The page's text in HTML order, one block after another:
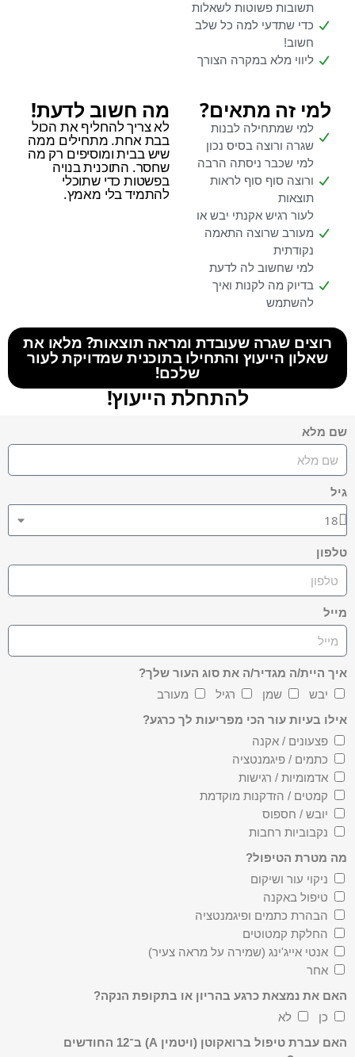
תשובות פשוטות לשאלות
כדי שתדעי למה כל שלב
חשוב!
ליווי מלא במקרה הצורך
למי זה מתאים?
למי שמתחילה לבנות
שגרה ורוצה בסיס נכון
למי שכבר ניסתה הרבה
ורוצה סוף סוף לראות
תוצאות
לעור רגיש אקנתי יבש או
מעורב שרוצה התאמה
נקודתית
למי שחשוב לה לדעת
בדיוק מה לקנות ואיך
להשתמש
מה חשוב לדעת!
לא צריך להחליף את הכול
בבת אחת. מתחילים ממה
שיש בבית ומוסיפים רק מה
שחסר. התוכנית בנויה
בפשטות כדי שתוכלי
להתמיד בלי מאמץ.
רוצים שגרה שעובדת ומראה תוצאות? מלאו את
שאלון הייעוץ והתחילו בתוכנית שמדויקת לעור
שלכם!
להתחלת הייעוץ!
שם מלא
גיל
טלפון
מייל
איך היית/ה מגדיר/ה את סוג העור שלך?
יבש
שמן רגיל
מעורב
אילו בעיות עור הכי מפריעות לך כרגע?
פצעונים / אקנה
כתמים / פיגמנטציה
אדמומיות / רגישות
קמטים / הזדקנות מוקדמת
יובש / חספוס
נקבוביות רחבות
מה מטרת הטיפול?
ניקוי עור ושיקום
טיפול באקנה
הבהרת כתמים ופיגמנטציה
החלקת קמטוטים
אנטי אייג'ינג (שמירה על מראה צעיר)
אחר
האם את נמצאת כרגע בהריון או בתקופת הנקה?
כן
לא
האם עברת טיפול ברואקוטן (ויטמין A) ב־12 החודשים